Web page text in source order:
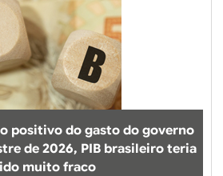
positivo do gasto do governo
de 2026, PIB brasileiro teria
muito fraco